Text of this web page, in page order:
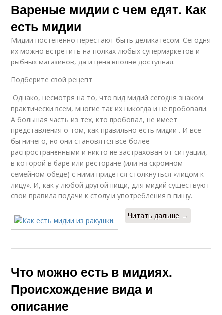
Вареные мидии с чем едят. Как
есть мидии
Мидии постепенно перестают быть деликатесом. Сегодня
их можно встретить на полках любых супермаркетов и
рыбных магазинов, да и цена вполне доступная.
Подберите свой рецепт
Однако, несмотря на то, что вид мидий сегодня знаком
практически всем, многие так их никогда и не пробовали.
А большая часть из тех, кто пробовал, не имеет
представления о том, как правильно есть мидии . И все
бы ничего, но они становятся все более
распространенными и никто не застрахован от ситуации,
в которой в баре или ресторане (или на скромном
семейном обеде) с ними придется столкнуться «лицом к
лицу». И, как у любой другой пищи, для мидий существуют
свои правила подачи к столу и употребления в пищу.
Читать дальше →
Что можно есть в мидиях.
Происхождение вида и
описание